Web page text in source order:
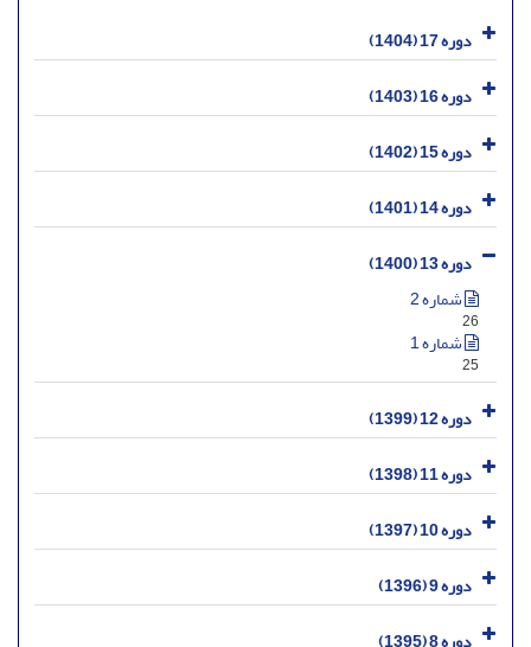
دوره 17 (1404)
دوره 16 (1403)
دوره 15 (1402)
دوره 14 (1401)
دوره 13 (1400)
شماره 2
26
شماره 1
25
دوره 12 (1399)
دوره 11 (1398)
دوره 10 (1397)
دوره 9 (1396)